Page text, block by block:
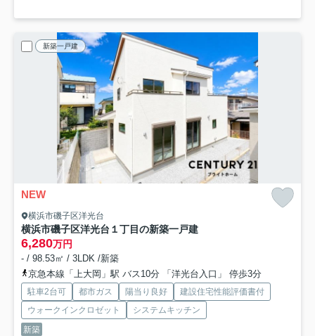
新築一戸建
NEW
横浜市磯子区洋光台
横浜市磯子区洋光台１丁目の新築一戸建
6,280万円
- / 98.53㎡ / 3LDK /新築
京急本線「上大岡」駅 バス10分 「洋光台入口」 停歩3分
駐車2台可 都市ガス 陽当り良好
建設住宅性能評価書付
ウォークインクロゼット
システムキッチン
新築